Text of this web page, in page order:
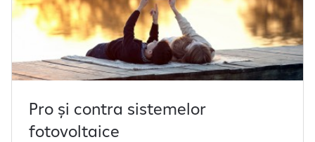
Pro și contra sistemelor
fotovoltaice